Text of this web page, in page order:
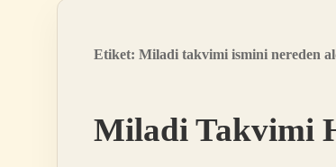
Etiket: Miladi takvimi ismini nereden
Miladi Takvimi